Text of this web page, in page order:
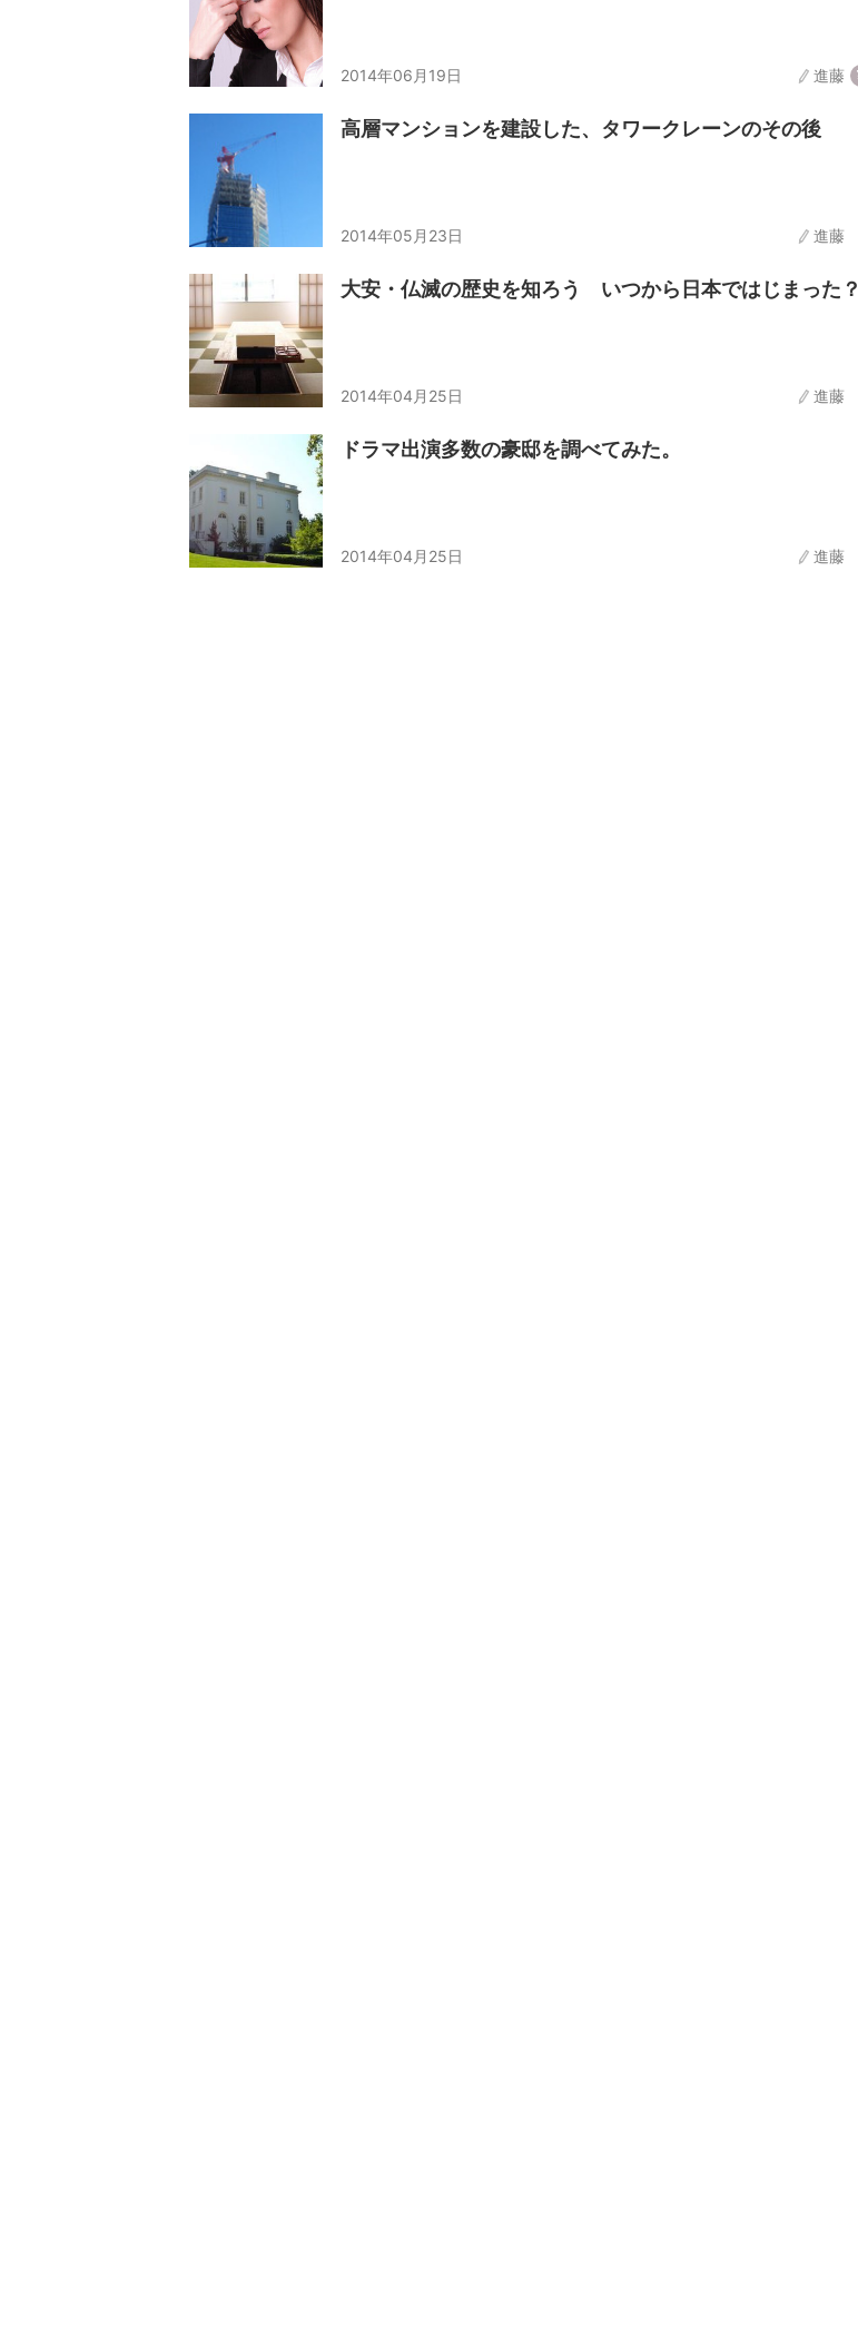
2014年06月19日 進藤
高層マンションを建設した、タワークレーンのその後
2014年05月23日 進藤
大安・仏滅の歴史を知ろう いつから日本ではじまった？
2014年04月25日 進藤
ドラマ出演多数の豪邸を調べてみた。
2014年04月25日 進藤